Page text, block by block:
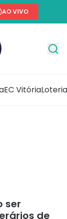
AO VIVO
EC Vitória
ser
de